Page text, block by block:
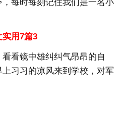
每时每刻记住我们是一名小
用7篇3
看镜中雄纠纠气昂昂的自
习习的凉风来到学校，对军